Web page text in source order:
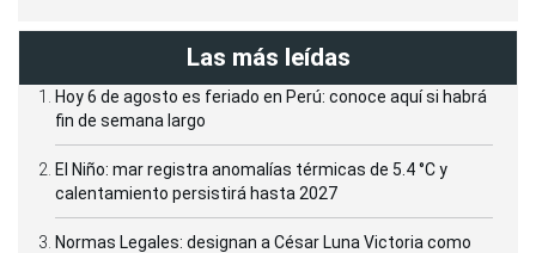
Las más leídas
Hoy 6 de agosto es feriado en Perú: conoce aquí si habrá
fin de semana largo
El Niño: mar registra anomalías térmicas de 5.4 °C y
calentamiento persistirá hasta 2027
Normas Legales: designan a César Luna Victoria como